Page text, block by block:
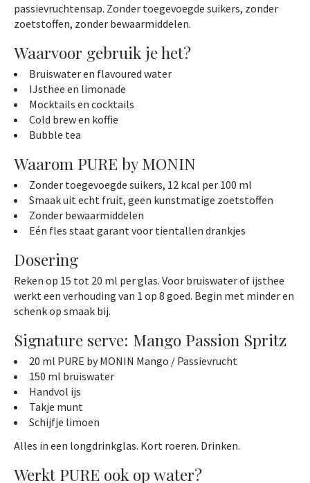
passievruchtensap. Zonder toegevoegde suikers, zonder
zoetstoffen, zonder bewaarmiddelen.
Waarvoor gebruik je het?
Bruiswater en flavoured water
IJsthee en limonade
Mocktails en cocktails
Cold brew en koffie
Bubble tea
Waarom PURE by MONIN
Zonder toegevoegde suikers, 12 kcal per 100 ml
Smaak uit echt fruit, geen kunstmatige zoetstoffen
Zonder bewaarmiddelen
Eén fles staat garant voor tientallen drankjes
Dosering
Reken op 15 tot 20 ml per glas. Voor bruiswater of ijsthee
werkt een verhouding van 1 op 8 goed. Begin met minder en
schenk op smaak bij.
Signature serve: Mango Passion Spritz
20 ml PURE by MONIN Mango / Passievrucht
150 ml bruiswater
Handvol ijs
Takje munt
Schijfje limoen
Alles in een longdrinkglas. Kort roeren. Drinken.
Werkt PURE ook op water?